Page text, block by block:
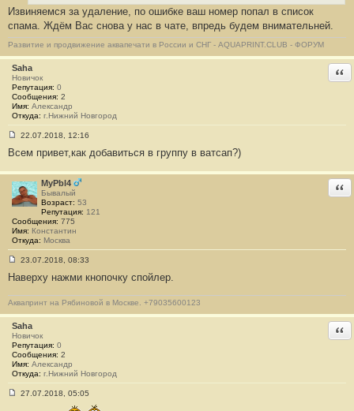
#
1
Извиняемся за удаление, по ошибке ваш номер попал в список
спама. Ждём Вас снова у нас в чате, впредь будем внимательней.
Развитие и продвижение аквапечати в России и СНГ - AQUAPRINT.CLUB - ФОРУМ
Saha
Новичок
Репутация: 0
Сообщения: 2
Имя: Александр
Откуда: г.Нижний Новгород
о
б
щ
е
н
и
е
#
1
22.07.2018, 12:16
Всем привет,как добавиться в группу в ватсап?)
MyPbl4
Бывалый
Возраст: 53
Репутация: 121
Сообщения: 775
Имя: Константин
Откуда: Москва
о
б
щ
е
н
и
е
#
1
5
23.07.2018, 08:33
Наверху нажми кнопочку спойлер.
Аквапринт на Рябиновой в Москве. +79035600123
Saha
Новичок
Репутация: 0
Сообщения: 2
Имя: Александр
Откуда: г.Нижний Новгород
27.07.2018, 05:05